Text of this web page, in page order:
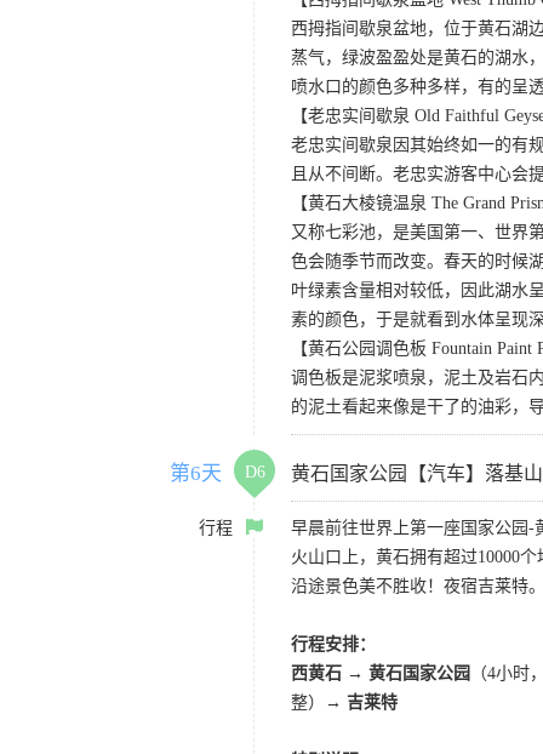
西拇指间歇泉盆地，位于黄石湖
蒸气，绿波盈盈处是黄石的湖水
喷水口的颜色多种多样，有的呈
【老忠实间歇泉 Old Faithful
老忠实间歇泉因其始终如一的有
且从不间断。老忠实游客中心会
【黄石大棱镜温泉 The Grand
又称七彩池，是美国第一、世界
色会随季节而改变。春天的时候
叶绿素含量相对较低，因此湖水
素的颜色，于是就看到水体呈现
【黄石公园调色板 Fountain Paint
调色板是泥浆喷泉，泥土及岩石
的泥土看起来像是干了的油彩，
第6天 D6 黄石国家公园【汽车】落基
行程
早晨前往世界上第一座国家公园-
火山口上，黄石拥有超过10000
沿途景色美不胜收！夜宿吉莱特
行程安排：
西黄石 → 黄石国家公园
（4小时
整）→ 吉莱特